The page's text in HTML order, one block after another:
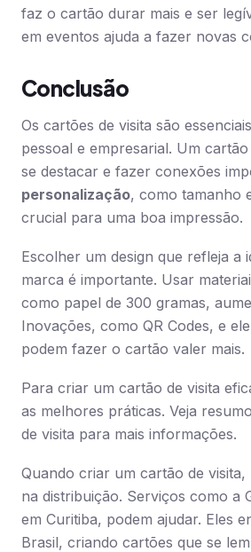
faz o cartão durar mais e ser
em eventos ajuda a fazer novas
Conclusão
Os cartões de visita são
pessoal e empresarial. Um
se destacar e fazer conexões
personalização, como tamanho
crucial para uma boa impressão.
Escolher um design que refleja a
marca é importante. Usar
como papel de 300 gramas,
Inovações, como QR Codes, e
podem fazer o cartão valer mais.
Para criar um cartão de visita
as melhores práticas. Veja
de visita para mais informações.
Quando criar um cartão de visita,
na distribuição. Serviços como a
em Curitiba, podem ajudar. Eles
Brasil, criando cartões que se